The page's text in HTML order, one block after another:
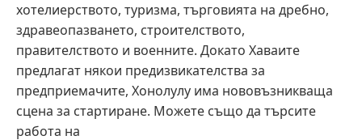
хотелиерството, туризма, търговията на дребно,
здравеопазването, строителството,
правителството и военните. Докато Хаваите
предлагат някои предизвикателства за
предприемачите, Хонолулу има нововъзникваща
сцена за стартиране. Можете също да търсите
работа на